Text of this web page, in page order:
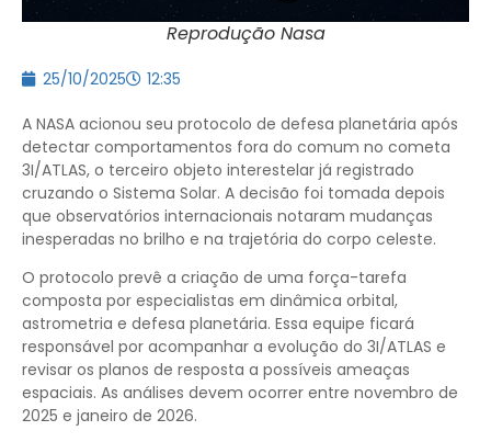
Reprodução Nasa
25/10/2025 12:35
A NASA acionou seu protocolo de defesa planetária após
detectar comportamentos fora do comum no cometa
3I/ATLAS, o terceiro objeto interestelar já registrado
cruzando o Sistema Solar. A decisão foi tomada depois
que observatórios internacionais notaram mudanças
inesperadas no brilho e na trajetória do corpo celeste.
O protocolo prevê a criação de uma força-tarefa
composta por especialistas em dinâmica orbital,
astrometria e defesa planetária. Essa equipe ficará
responsável por acompanhar a evolução do 3I/ATLAS e
revisar os planos de resposta a possíveis ameaças
espaciais. As análises devem ocorrer entre novembro de
2025 e janeiro de 2026.